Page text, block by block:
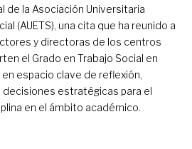
de la Asociación Universitaria
(AUETS), una cita que ha reunido a
y directoras de los centros
el Grado en Trabajo Social en
espacio clave de reflexión,
estratégicas para el
en el ámbito académico.